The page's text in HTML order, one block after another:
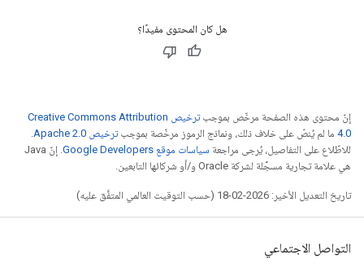
هل كان المحتوى مفيدًا؟
إنّ محتوى هذه الصفحة مرخّص بموجب
ترخيص Creative Commons Attribution
4.0‏ ما لم يُنصّ على خلاف ذلك، ونماذج الرموز مرخّصة بموجبترخيص Apache 2.0‏
.
للاطّلاع على التفاصيل، يُرجى مراجعة سياسات موقع Google Developers‏
. إنّ Java
هي علامة تجارية مسجَّلة لشركة Oracle و/أو شركائها التابعين.
تاريخ التعديل الأخير: 2026-02-18 (حسب التوقيت العالمي المتفَّق عليه)
التواصل الاجتماعي